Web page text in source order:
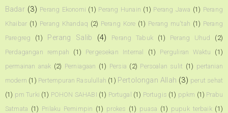
Badar (3) Perang Ekonomi (1) Perang Hunain (1) Perang Jawa (1) Perang
Khaibar (1) Perang Khandaq (2) Perang Kore (1) Perang mu'tah (1) Perang
Paregreg
(1) Perang Salib (4) Perang Tabuk (1) Perang Uhud
(2)
Perdagangan rempah
(1) Pergesekan Internal (1) Perguliran Waktu
(1)
permainan anak (2) Perniagaan (1) Persia (2) Persoalan sulit (1) pertanian
modern (1) Pertempuran Rasulullah (1) Pertolongan Allah (3) perut sehat
(1) pm Turki (1) POHON SAHABI (1) Portugal (1) Portugis (1) ppkm (1) Prabu
Satmata (1) Prilaku Pemimpin (1) prokes (1) puasa (1) pupuk terbaik (1)